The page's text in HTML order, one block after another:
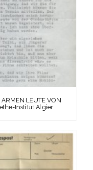
ARMEN LEUTE VON
Institut Algier